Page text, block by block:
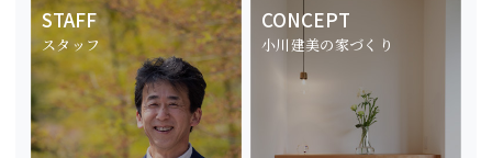
STAFF
スタッフ
CONCEPT
小川建美の家づくり